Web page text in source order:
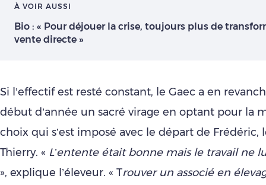
À VOIR AUSSI
Bio : « Pour déjouer la crise, toujours plus de
vente directe »
Si l’effectif est resté constant, le Gaec a en
début d’année un sacré virage en optant pour la
choix qui s’est imposé avec le départ de Frédéric,
Thierry. « L’entente était bonne mais le travail ne
», explique l’éleveur. « Trouver un associé en